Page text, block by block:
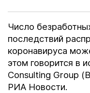
Число
последствий
коронавируса
этом говорится в
Consulting Group (
РИА Новости.